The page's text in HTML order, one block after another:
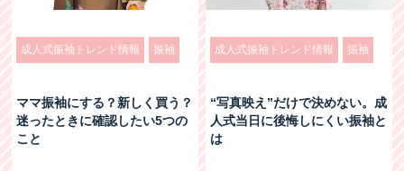
成人式振袖トレンド情報 振袖
ママ振袖にする？新しく買う？
迷ったときに確認したい5つの
こと
成人式振袖トレンド情報 振袖
“写真映え”だけで決めない。成
人式当日に後悔しにくい振袖と
は